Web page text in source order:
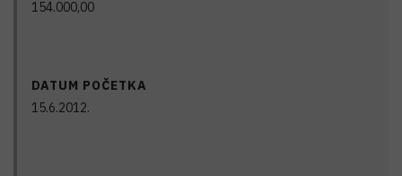
154.000,00
DATUM POČETKA
15.6.2012.